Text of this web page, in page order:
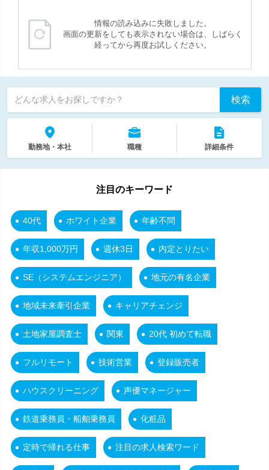
情報の読み込みに失敗しました。
画面の更新をしても表示されない場合は、しばらく
経ってから再度お試しください。
どんな求人をお探しですか？ 検索
勤務地・本社 職種 詳細条件
注目のキーワード
40代 ホワイト企業 年齢不問
年収1,000万円 週休3日 内定とりたい
SE（システムエンジニア） 地元の有名企業
地域未来牽引企業 キャリアチェンジ
土地家屋調査士 関東 20代 初めて転職
フルリモート 技術営業 登録販売者
ハウスクリーニング 声優マネージャー
鉄道乗務員・船舶乗務員 化粧品
定時で帰れる仕事 注目の求人検索ワード